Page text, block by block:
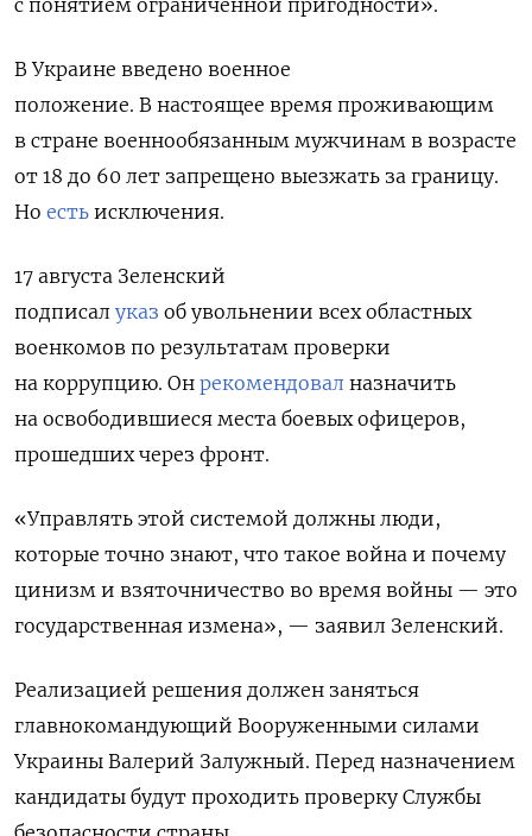
с понятием ограниченной пригодности».
В Украине введено военное
положение. В настоящее время проживающим
в стране военнообязанным мужчинам в возрасте
от 18 до 60 лет запрещено выезжать за границу.
Но есть исключения.
17 августа Зеленский
подписал указ об увольнении всех областных
военкомов по результатам проверки
на коррупцию. Он рекомендовал назначить
на освободившиеся места боевых офицеров,
прошедших через фронт.
«Управлять этой системой должны люди,
которые точно знают, что такое война и почему
цинизм и взяточничество во время войны — это
государственная измена», — заявил Зеленский.
Реализацией решения должен заняться
главнокомандующий Вооруженными силами
Украины Валерий Залужный. Перед назначением
кандидаты будут проходить проверку Службы